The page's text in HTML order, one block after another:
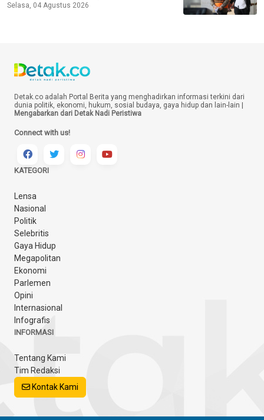
Selasa, 04 Agustus 2026
Detak.co adalah Portal Berita yang menghadirkan informasi terkini dari
dunia politik, ekonomi, hukum, sosial budaya, gaya hidup dan lain-lain |
Mengabarkan dari Detak Nadi Peristiwa
Connect with us!
KATEGORI
Lensa
Nasional
Politik
Selebritis
Gaya Hidup
Megapolitan
Ekonomi
Parlemen
Opini
Internasional
Infografis
INFORMASI
Tentang Kami
Tim Redaksi
Kontak Kami